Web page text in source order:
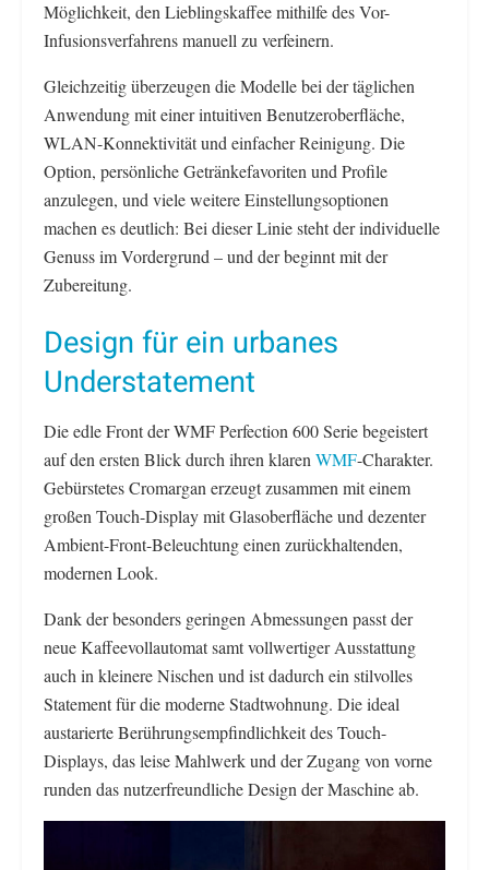
Möglichkeit, den Lieblingskaffee mithilfe des Vor-
Infusionsverfahrens manuell zu verfeinern.
Gleichzeitig überzeugen die Modelle bei der täglichen
Anwendung mit einer intuitiven Benutzeroberfläche,
WLAN-Konnektivität und einfacher Reinigung. Die
Option, persönliche Getränkefavoriten und Profile
anzulegen, und viele weitere Einstellungsoptionen
machen es deutlich: Bei dieser Linie steht der individuelle
Genuss im Vordergrund – und der beginnt mit der
Zubereitung.
Design für ein urbanes
Understatement
Die edle Front der WMF Perfection 600 Serie begeistert
auf den ersten Blick durch ihren klaren WMF-Charakter.
Gebürstetes Cromargan erzeugt zusammen mit einem
großen Touch-Display mit Glasoberfläche und dezenter
Ambient-Front-Beleuchtung einen zurückhaltenden,
modernen Look.
Dank der besonders geringen Abmessungen passt der
neue Kaffeevollautomat samt vollwertiger Ausstattung
auch in kleinere Nischen und ist dadurch ein stilvolles
Statement für die moderne Stadtwohnung. Die ideal
austarierte Berührungsempfindlichkeit des Touch-
Displays, das leise Mahlwerk und der Zugang von vorne
runden das nutzerfreundliche Design der Maschine ab.